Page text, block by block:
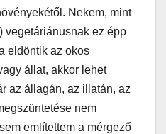
Nekem, mint
vegetáriánusnak ez épp
eldöntik az okos
állat, akkor lehet
az állagán, az illatán, az
nem
említettem a mérgező